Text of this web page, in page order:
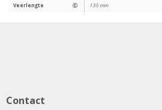
Veerlengte Ⓔ 135 mm
Contact